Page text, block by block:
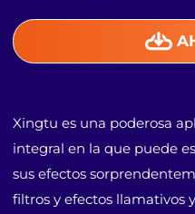
Xingtu es una poderosa
integral en la que puede
sus efectos
filtros y efectos llamativos